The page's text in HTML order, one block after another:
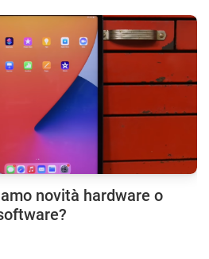
novità hardware o